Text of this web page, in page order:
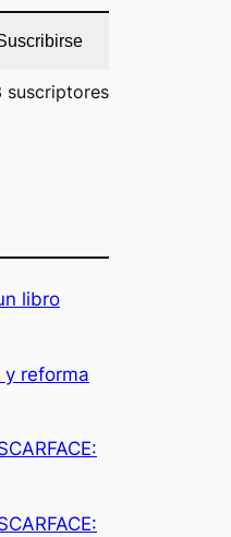
suscriptores
libro
y reforma